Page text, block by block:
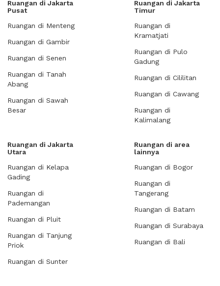
Ruangan di Jakarta
Pusat
Ruangan di Menteng
Ruangan di Gambir
Ruangan di Senen
Ruangan di Tanah
Abang
Ruangan di Sawah
Besar
Ruangan di Jakarta
Timur
Ruangan di
Kramatjati
Ruangan di Pulo
Gadung
Ruangan di Cililitan
Ruangan di Cawang
Ruangan di
Kalimalang
Ruangan di Jakarta
Utara
Ruangan di Kelapa
Gading
Ruangan di
Pademangan
Ruangan di Pluit
Ruangan di Tanjung
Priok
Ruangan di Sunter
Ruangan di area
lainnya
Ruangan di Bogor
Ruangan di
Tangerang
Ruangan di Batam
Ruangan di Surabaya
Ruangan di Bali